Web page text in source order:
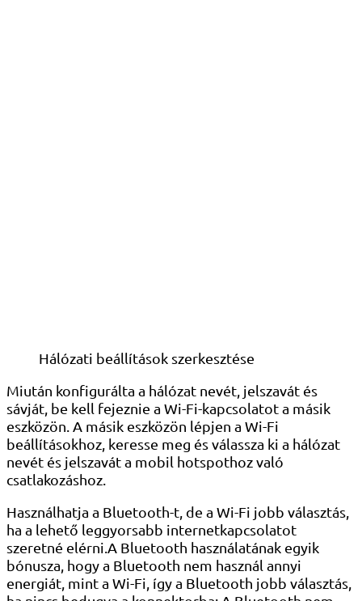
Hálózati beállítások szerkesztése
Miután konfigurálta a hálózat nevét, jelszavát és
sávját, be kell fejeznie a Wi-Fi-kapcsolatot a másik
eszközön. A másik eszközön lépjen a Wi-Fi
beállításokhoz, keresse meg és válassza ki a hálózat
nevét és jelszavát a mobil hotspothoz való
csatlakozáshoz.
Használhatja a Bluetooth-t, de a Wi-Fi jobb választás,
ha a lehető leggyorsabb internetkapcsolatot
szeretné elérni.A Bluetooth használatának egyik
bónusza, hogy a Bluetooth nem használ annyi
energiát, mint a Wi-Fi, így a Bluetooth jobb választás,